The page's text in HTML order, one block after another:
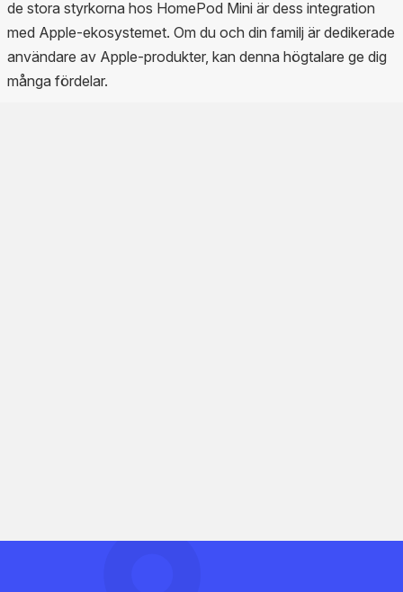
de stora styrkorna hos HomePod Mini är dess integration
med Apple-ekosystemet. Om du och din familj är dedikerade
användare av Apple-produkter, kan denna högtalare ge dig
många fördelar.